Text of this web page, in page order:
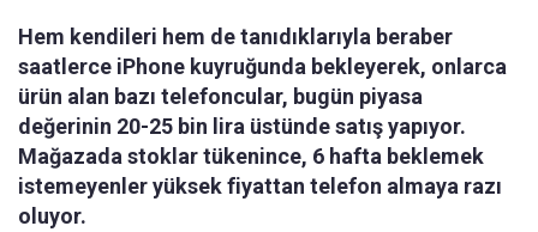
Hem kendileri hem de tanıdıklarıyla beraber
saatlerce iPhone kuyruğunda bekleyerek, onlarca
ürün alan bazı telefoncular, bugün piyasa
değerinin 20-25 bin lira üstünde satış yapıyor.
Mağazada stoklar tükenince, 6 hafta beklemek
istemeyenler yüksek fiyattan telefon almaya razı
oluyor.